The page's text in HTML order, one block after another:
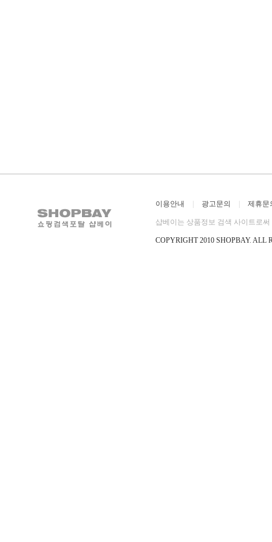
이용안내 광고문의 제휴문
샵베이는 상품정보 검색 사이트로
COPYRIGHT 2010 SHOPBAY. ALL